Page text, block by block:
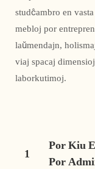
studĉambro en
mebloj por
laŭmendajn,
viaj spacaj
laborkutimoj.
1
Por Kiu
Por